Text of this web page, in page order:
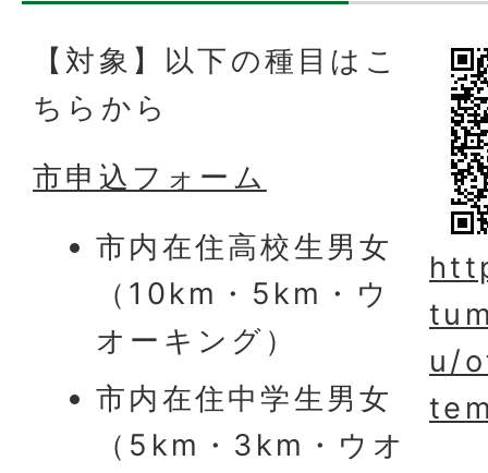
u/
【対象】以下の種目はこ
ちらから
市申込フォーム
市内在住高校生男女
（10km・5km・ウ
オーキング）
市内在住中学生男女
（5km・3km・ウオ